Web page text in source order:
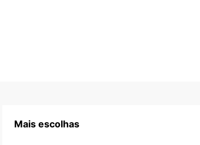
Mais escolhas